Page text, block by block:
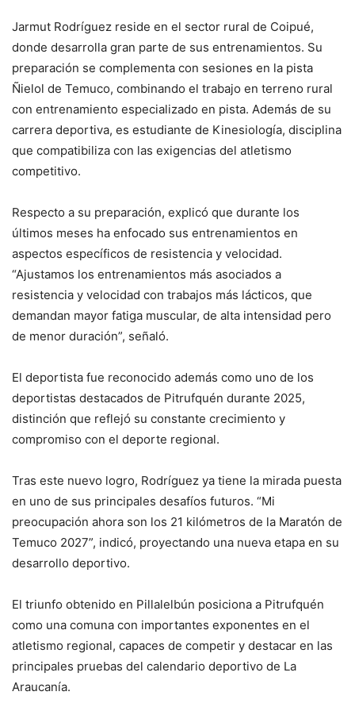
Jarmut Rodríguez reside en el sector rural de Coipué,
donde desarrolla gran parte de sus entrenamientos. Su
preparación se complementa con sesiones en la pista
Ñielol de Temuco, combinando el trabajo en terreno rural
con entrenamiento especializado en pista. Además de su
carrera deportiva, es estudiante de Kinesiología, disciplina
que compatibiliza con las exigencias del atletismo
competitivo.
Respecto a su preparación, explicó que durante los
últimos meses ha enfocado sus entrenamientos en
aspectos específicos de resistencia y velocidad.
“Ajustamos los entrenamientos más asociados a
resistencia y velocidad con trabajos más lácticos, que
demandan mayor fatiga muscular, de alta intensidad pero
de menor duración”, señaló.
El deportista fue reconocido además como uno de los
deportistas destacados de Pitrufquén durante 2025,
distinción que reflejó su constante crecimiento y
compromiso con el deporte regional.
Tras este nuevo logro, Rodríguez ya tiene la mirada puesta
en uno de sus principales desafíos futuros. “Mi
preocupación ahora son los 21 kilómetros de la Maratón de
Temuco 2027”, indicó, proyectando una nueva etapa en su
desarrollo deportivo.
El triunfo obtenido en Pillalelbún posiciona a Pitrufquén
como una comuna con importantes exponentes en el
atletismo regional, capaces de competir y destacar en las
principales pruebas del calendario deportivo de La
Araucanía.